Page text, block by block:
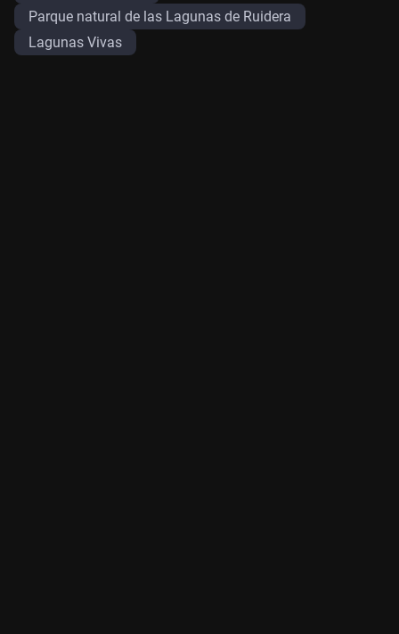
Parque natural de las Lagunas de Ruidera
Lagunas Vivas